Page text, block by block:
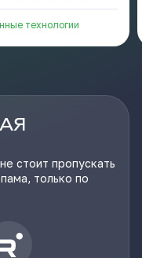
Anki. Вместо того
одного
или термин.
технологии
стоит пропускать
только по